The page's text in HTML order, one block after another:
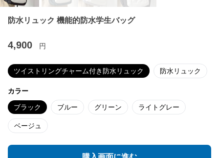
防水リュック 機能的防水学生バッグ
4,900 円
ツイストリングチャーム付き防水リュック 防水リュック
カラー
ブラック ブルー グリーン ライトグレー
ベージュ